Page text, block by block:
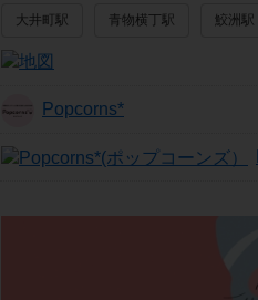
大井町駅 青物横丁駅 鮫洲駅
Popcorns*